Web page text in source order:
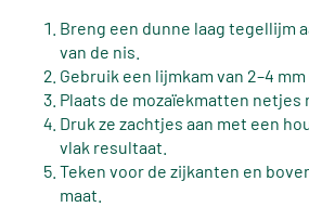
Breng een dunne laag tegellijm
van de nis.
Gebruik een lijmkam van 2–4 mm
Plaats de mozaïekmatten netjes
Druk ze zachtjes aan met een
vlak resultaat.
Teken voor de zijkanten en
maat.